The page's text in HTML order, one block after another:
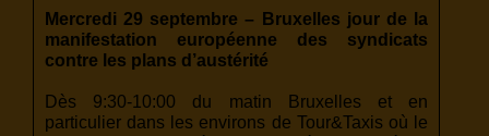
Mercredi 29 septembre – Bruxelles jour de la
manifestation européenne des syndicats
contre les plans d’austérité
Dès 9:30-10:00 du matin Bruxelles et en
particulier dans les environs de Tour&Taxis où le